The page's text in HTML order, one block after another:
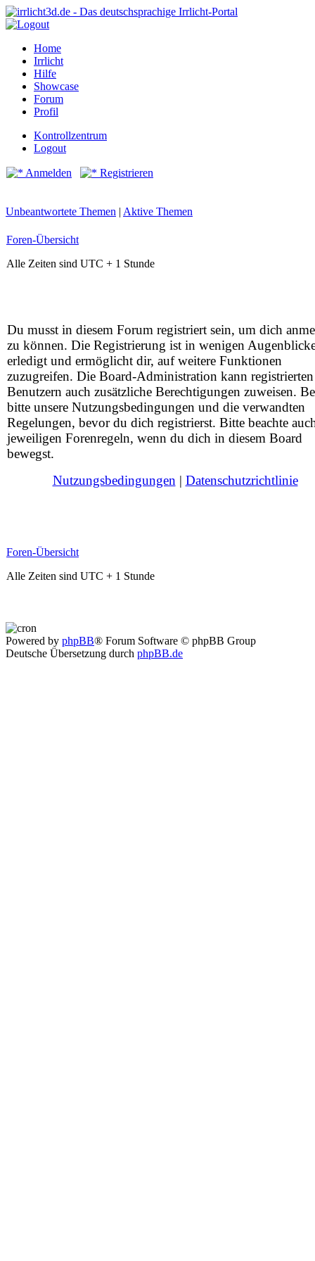
Home
Irrlicht
Hilfe
Showcase
Forum
Profil
Kontrollzentrum
Logout
Anmelden Registrieren
Unbeantwortete Themen | Aktive Themen
Foren-Übersicht
Alle Zeiten sind UTC + 1 Stunde
Du musst in diesem Forum registriert sein, um dich
zu können. Die Registrierung ist in wenigen
erledigt und ermöglicht dir, auf weitere Funktionen
zuzugreifen. Die Board-Administration kann registrierten
Benutzern auch zusätzliche Berechtigungen zuweisen.
bitte unsere Nutzungsbedingungen und die verwandten
Regelungen, bevor du dich registrierst. Bitte beachte
jeweiligen Forenregeln, wenn du dich in diesem Board
bewegst.
Nutzungsbedingungen | Datenschutzrichtlinie
Foren-Übersicht
Alle Zeiten sind UTC + 1 Stunde
Powered by phpBB® Forum Software © phpBB Group
Deutsche Übersetzung durch phpBB.de